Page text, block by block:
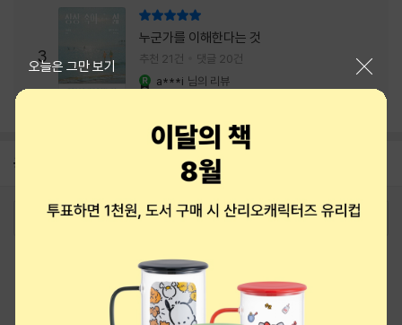
3
누군가를 이해한다는 것
추천 21건 댓글 20건
a***i 님의 리뷰
공지
2026-08-01
오늘은 그만 보기
로그인 최근 본 상품 주문/배송
티켓 1544-6399
eBook 1:1문의/채팅상담
예스이십사(주) 사업자 정보